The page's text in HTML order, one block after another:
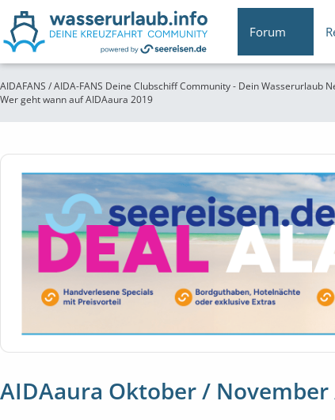
Forum
AIDAFANS / AIDA-FANS Deine Clubschiff Community - Dein Wasserurlaub
Wer geht wann auf AIDAaura 2019
AIDAaura Oktober / November